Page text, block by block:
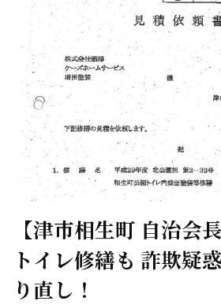
【津市相生町 自治会
トイレ修繕も 詐欺疑
り直し！